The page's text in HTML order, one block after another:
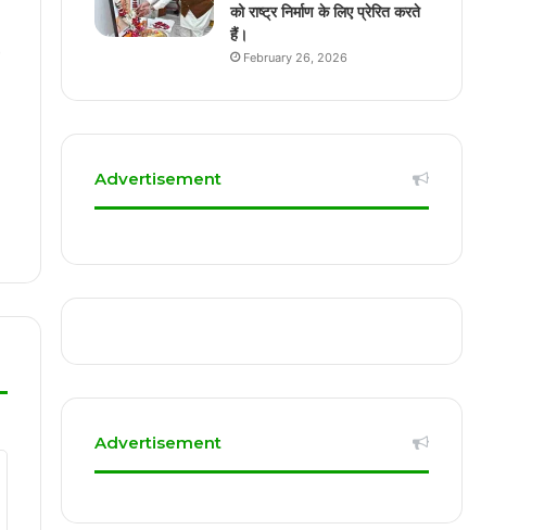
को राष्ट्र निर्माण के लिए प्रेरित करते
हैं।
February 26, 2026
Advertisement
Advertisement